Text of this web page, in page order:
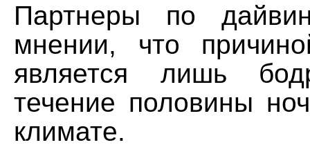
Партнеры по
мнении, что
является лишь
течение половины
климате.